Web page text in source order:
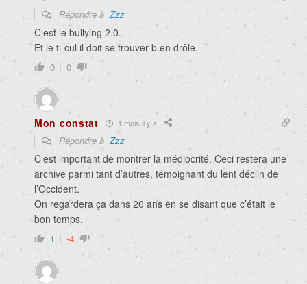
Répondre àZzz
C’est le bullying 2.0.
Et le ti-cul il doit se trouver b.en drôle.
0 0
Mon constat 1 mois il y a
Répondre àZzz
C’est important de montrer la médiocrité. Ceci restera une
archive parmi tant d’autres, témoignant du lent déclin de
l’Occident.
On regardera ça dans 20 ans en se disant que c’était le
bon temps.
1 -4